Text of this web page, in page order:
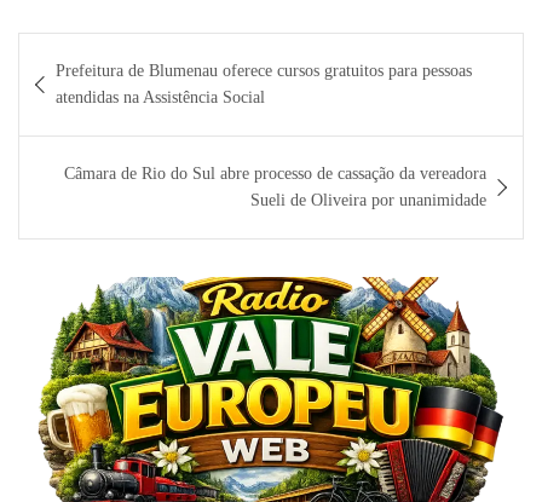
de
Post
Prefeitura de Blumenau oferece cursos gratuitos para pessoas
atendidas na Assistência Social
Câmara de Rio do Sul abre processo de cassação da vereadora
Sueli de Oliveira por unanimidade